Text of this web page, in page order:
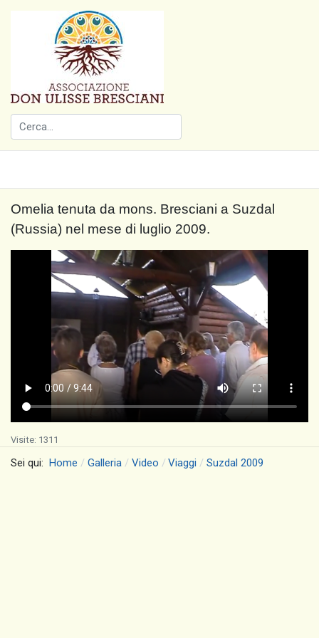
Omelia tenuta da mons. Bresciani a Suzdal
(Russia) nel mese di luglio 2009.
Visite: 1311
Sei qui: Home Galleria Video Viaggi Suzdal 2009